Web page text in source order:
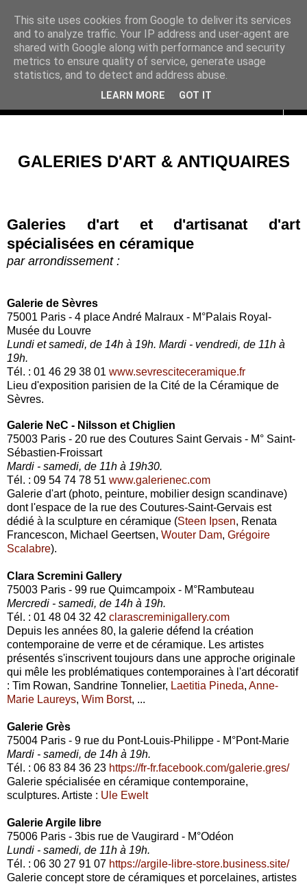
GALERIES D'ART & ANTIQUAIRES
Galeries d'art et d'artisanat d'art
spécialisées en céramique
par arrondissement :
Galerie de Sèvres
75001 Paris - 4 place André Malraux - M°Palais Royal-
Musée du Louvre
Lundi et samedi, de 14h à 19h. Mardi - vendredi, de 11h à
19h.
Tél. : 01 46 29 38 01 www.sevresciteceramique.fr
Lieu d'exposition parisien de la Cité de la Céramique de
Sèvres.
Galerie NeC - Nilsson et Chiglien
75003 Paris - 20 rue des Coutures Saint Gervais - M° Saint-
Sébastien-Froissart
Mardi - samedi, de 11h à 19h30.
Tél. : 09 54 74 78 51 www.galerienec.com
Galerie d'art (photo, peinture, mobilier design scandinave)
dont l'espace de la rue des Coutures-Saint-Gervais est
dédié à la sculpture en céramique (Steen Ipsen, Renata
Francescon, Michael Geertsen, Wouter Dam, Grégoire
Scalabre).
Clara Scremini Gallery
75003 Paris - 99 rue Quimcampoix - M°Rambuteau
Mercredi - samedi, de 14h à 19h.
Tél. : 01 48 04 32 42 clarascreminigallery.com
Depuis les années 80, la galerie défend la création
contemporaine de verre et de céramique. Les artistes
présentés s'inscrivent toujours dans une approche originale
qui mêle les problématiques contemporaines à l'art décoratif
: Tim Rowan, Sandrine Tonnelier, Laetitia Pineda, Anne-
Marie Laureys, Wim Borst, ...
Galerie Grès
75004 Paris - 9 rue du Pont-Louis-Philippe - M°Pont-Marie
Mardi - samedi, de 14h à 19h.
Tél. : 06 83 84 36 23 https://fr-fr.facebook.com/galerie.gres/
Galerie spécialisée en céramique contemporaine,
sculptures. Artiste : Ule Ewelt
Galerie Argile libre
75006 Paris - 3bis rue de Vaugirard - M°Odéon
Lundi - samedi, de 11h à 19h.
Tél. : 06 30 27 91 07 https://argile-libre-store.business.site/
Galerie concept store de céramiques et porcelaines, artistes
This site uses cookies from Google to deliver its services
and to analyze traffic. Your IP address and user-agent are
shared with Google along with performance and security
metrics to ensure quality of service, generate usage
statistics, and to detect and address abuse.
LEARN MORE GOT IT